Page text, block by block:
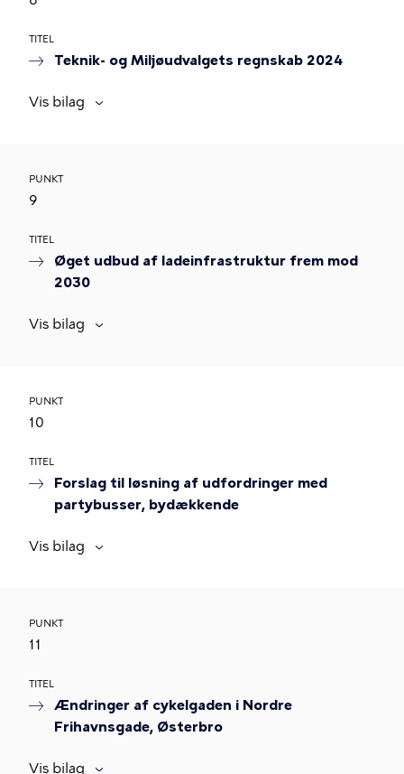
TITEL
Teknik- og Miljøudvalgets regnskab 2024
Vis bilag
PUNKT
9
TITEL
Øget udbud af ladeinfrastruktur frem mod
2030
Vis bilag
PUNKT
10
TITEL
Forslag til løsning af udfordringer med
partybusser, bydækkende
Vis bilag
PUNKT
11
TITEL
Ændringer af cykelgaden i Nordre
Frihavnsgade, Østerbro
Vis bilag